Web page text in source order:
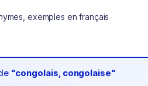
exemples en français
“congolais, congolaise“